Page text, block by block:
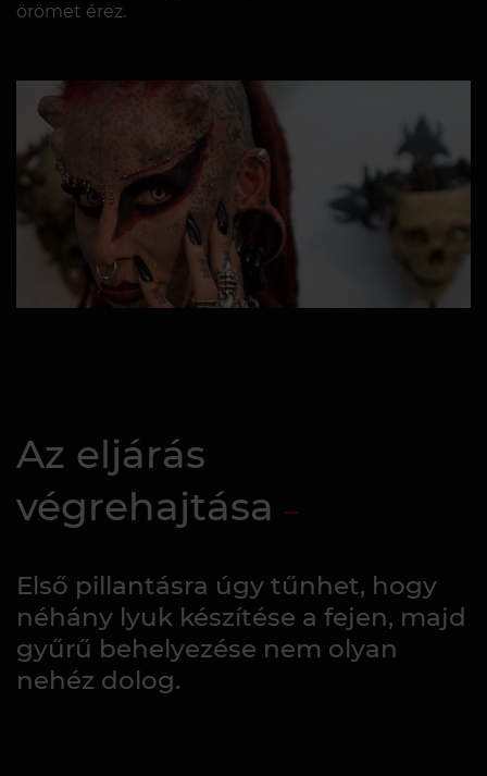
örömet érez.
Az eljárás
végrehajtása
Első pillantásra úgy tűnhet, hogy
néhány lyuk készítése a fejen, majd
gyűrű behelyezése nem olyan
nehéz dolog.